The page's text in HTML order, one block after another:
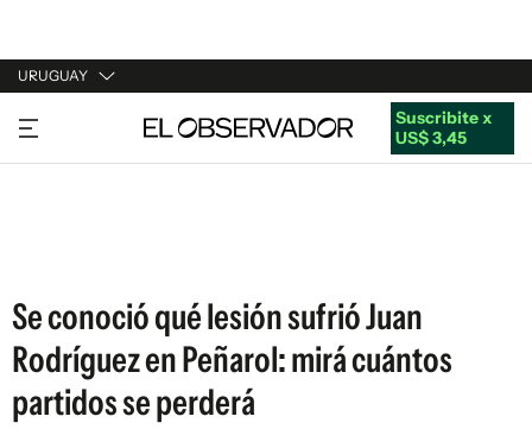
URUGUAY
URUGUAY
ARGENTINA
Suscribite x
US$ 3,45
Se conoció qué lesión sufrió Juan
Rodríguez en Peñarol: mirá cuántos
partidos se perderá